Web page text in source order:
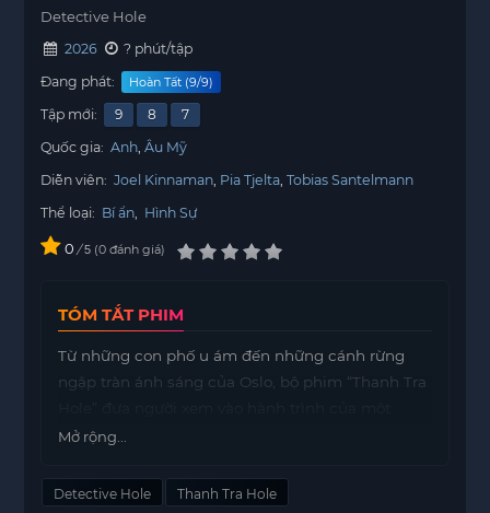
Detective Hole
2026
? phút/tập
Đang phát:
Hoàn Tất (9/9)
Tập mới: 9 8
7
Quốc gia: Anh Âu Mỹ
Diễn viên: Joel Kinnaman Pia Tjelta Tobias Santelmann
Thể loại: Bí ẩn Hình Sự
0 / 5 0 đánh giá
TÓM TẮT PHIM
Từ những con phố u ám đến những cánh rừng
ngập tràn ánh sáng của Oslo, bộ phim “Thanh Tra
thanh tra đang vật lộn với tâm lý ngày càng rối ren
Nhân vật chính phải đối mặt với những bóng ma
Mở rộng...
Detective Hole Thanh Tra Hole